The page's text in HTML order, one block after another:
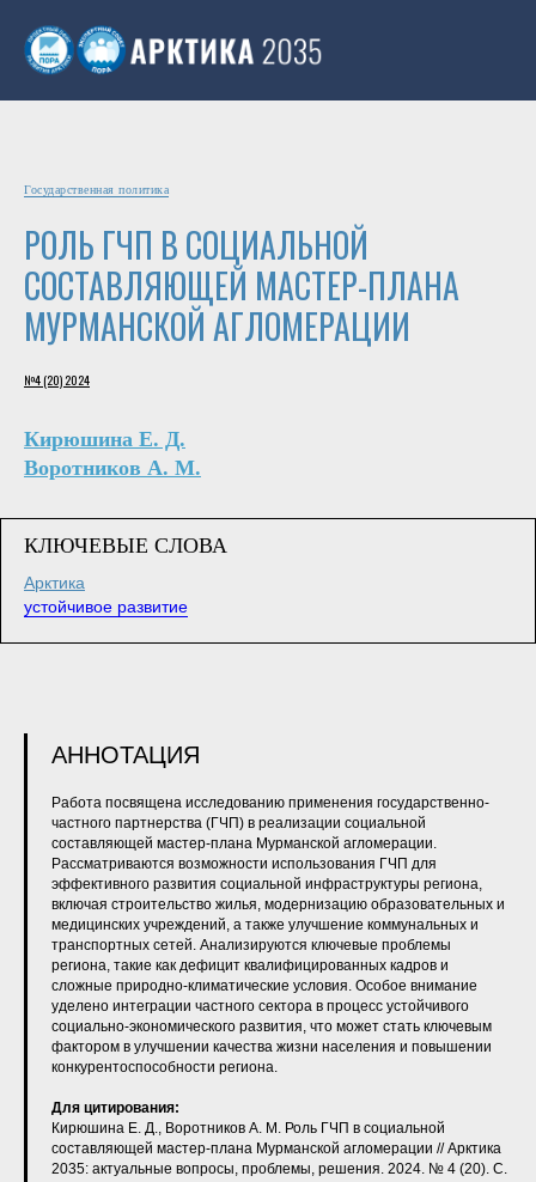
Государственная политика
РОЛЬ ГЧП В СОЦИАЛЬНОЙ
СОСТАВЛЯЮЩЕЙ МАСТЕР-ПЛАНА
МУРМАНСКОЙ АГЛОМЕРАЦИИ
№4 (20) 2024
Кирюшина Е. Д.
Воротников А. М.
КЛЮЧЕВЫЕ СЛОВА
Арктика
устойчивое развитие
АННОТАЦИЯ
Работа посвящена исследованию применения государственно-
частного партнерства (ГЧП) в реализации социальной
составляющей мастер-плана Мурманской агломерации.
Рассматриваются возможности использования ГЧП для
эффективного развития социальной инфраструктуры региона,
включая строительство жилья, модернизацию образовательных и
медицинских учреждений, а также улучшение коммунальных и
транспортных сетей. Анализируются ключевые проблемы
региона, такие как дефицит квалифицированных кадров и
сложные природно-климатические условия. Особое внимание
уделено интеграции частного сектора в процесс устойчивого
социально-экономического развития, что может стать ключевым
фактором в улучшении качества жизни населения и повышении
конкурентоспособности региона.
Для цитирования:
Кирюшина Е. Д., Воротников А. М. Роль ГЧП в социальной
составляющей мастер-плана Мурманской агломерации // Арктика
2035: актуальные вопросы, проблемы, решения. 2024. № 4 (20). С.